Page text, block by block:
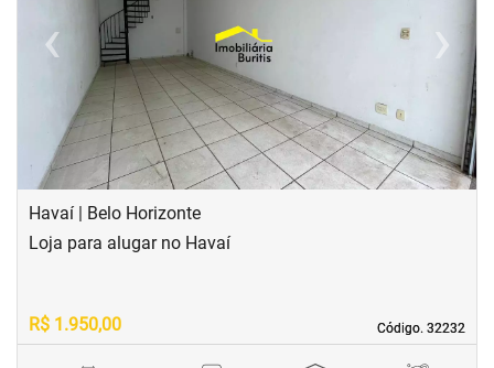
‹Previous ›Next
Havaí | Belo Horizonte
Código. 32232
Código. 32232
Loja para alugar no Havaí
R$ 1.950,00